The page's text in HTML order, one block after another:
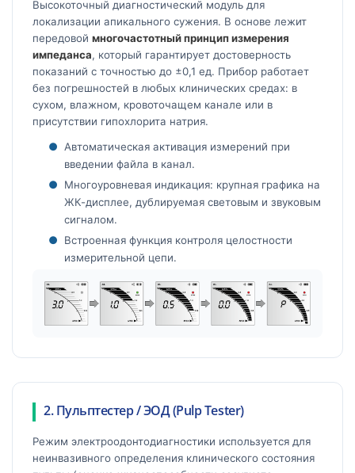
Высокоточный диагностический модуль для
локализации апикального сужения. В основе лежит
передовой многочастотный принцип измерения
импеданса, который гарантирует достоверность
показаний с точностью до ±0,1 ед. Прибор работает
без погрешностей в любых клинических средах: в
сухом, влажном, кровоточащем канале или в
присутствии гипохлорита натрия.
Автоматическая активация измерений при
введении файла в канал.
Многоуровневая индикация: крупная графика на
ЖК-дисплее, дублируемая световым и звуковым
сигналом.
Встроенная функция контроля целостности
измерительной цепи.
2. Пульптестер / ЭОД (Pulp Tester)
Режим электроодонтодиагностики используется для
неинвазивного определения клинического состояния